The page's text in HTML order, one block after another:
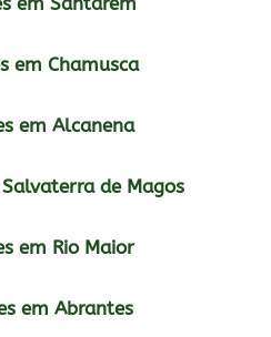
em Chamusca
em Alcanena
de Magos
em Rio Maior
em Abrantes